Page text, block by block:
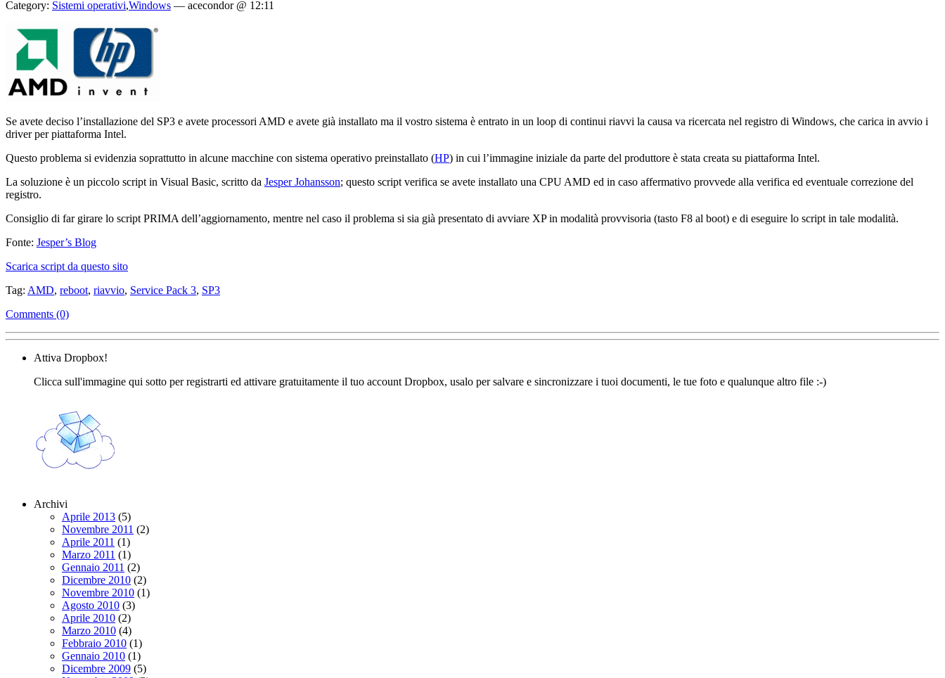
Category: Sistemi operativi,Windows — acecondor @ 12:11
Se avete deciso l’installazione del SP3 e avete processori AMD e avete già installato ma il vostro sistema è entrato in un loop di continui riavvi la causa va ricercata nel registro di Windows, che carica in avvio i
driver per piattaforma Intel.
Questo problema si evidenzia soprattutto in alcune macchine con sistema operativo preinstallato (HP) in cui l’immagine iniziale da parte del produttore è stata creata su piattaforma Intel.
La soluzione è un piccolo script in Visual Basic, scritto da Jesper Johansson; questo script verifica se avete installato una CPU AMD ed in caso affermativo provvede alla verifica ed eventuale correzione del
registro.
Consiglio di far girare lo script PRIMA dell’aggiornamento, mentre nel caso il problema si sia già presentato di avviare XP in modalità provvisoria (tasto F8 al boot) e di eseguire lo script in tale modalità.
Fonte: Jesper’s Blog
Scarica script da questo sito
Tag: AMD, reboot, riavvio, Service Pack 3, SP3
Comments (0)
Attiva Dropbox!
Clicca sull'immagine qui sotto per registrarti ed attivare gratuitamente il tuo account Dropbox, usalo per salvare e sincronizzare i tuoi documenti, le tue foto e qualunque altro file :-)
Archivi
Aprile 2013 (5)
Novembre 2011 (2)
Aprile 2011 (1)
Marzo 2011 (1)
Gennaio 2011 (2)
Dicembre 2010 (2)
Novembre 2010 (1)
Agosto 2010 (3)
Aprile 2010 (2)
Marzo 2010 (4)
Febbraio 2010 (1)
Gennaio 2010 (1)
Dicembre 2009 (5)